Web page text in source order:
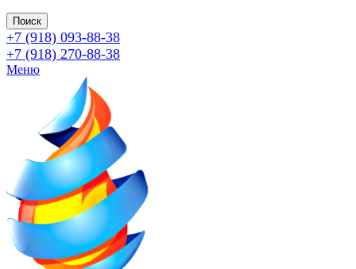
Поиск
+7 (918) 093-88-38
+7 (918) 270-88-38
Меню